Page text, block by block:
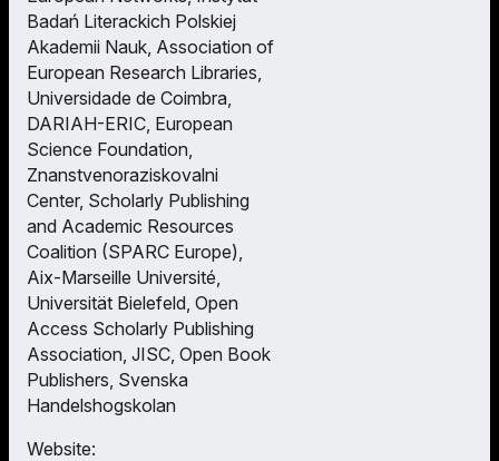
Badań Literackich Polskiej
Akademii Nauk, Association of
European Research Libraries,
Universidade de Coimbra,
DARIAH-ERIC, European
Science Foundation,
Znanstvenoraziskovalni
Center, Scholarly Publishing
and Academic Resources
Coalition (SPARC Europe),
Aix-Marseille Université,
Universität Bielefeld, Open
Access Scholarly Publishing
Association, JISC, Open Book
Publishers, Svenska
Handelshogskolan
Website: